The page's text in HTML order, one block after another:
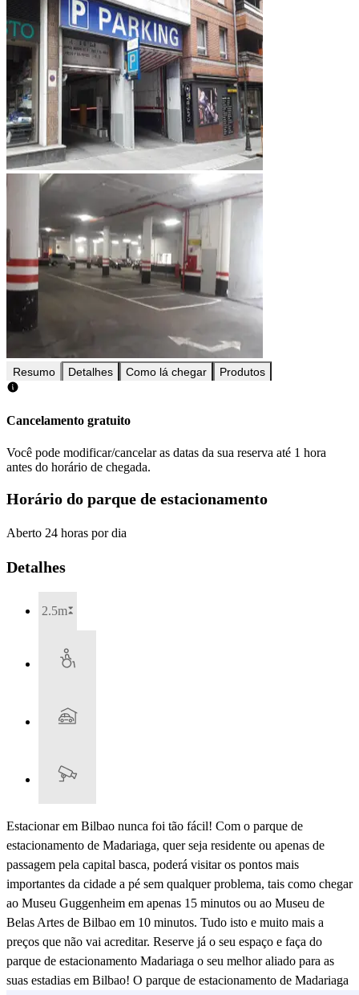
Resumo Detalhes Como lá chegar Produtos
Cancelamento gratuito
Você pode modificar/cancelar as datas da sua reserva até 1 hora
antes do horário de chegada.
Horário do parque de estacionamento
Aberto 24 horas por dia
Detalhes
2.5m
Estacionar em Bilbao nunca foi tão fácil! Com o parque de
estacionamento de Madariaga, quer seja residente ou apenas de
passagem pela capital basca, poderá visitar os pontos mais
importantes da cidade a pé sem qualquer problema, tais como chegar
ao Museu Guggenheim em apenas 15 minutos ou ao Museu de
Belas Artes de Bilbao em 10 minutos. Tudo isto e muito mais a
preços que não vai acreditar. Reserve já o seu espaço e faça do
parque de estacionamento Madariaga o seu melhor aliado para as
suas estadias em Bilbao! O parque de estacionamento de Madariaga